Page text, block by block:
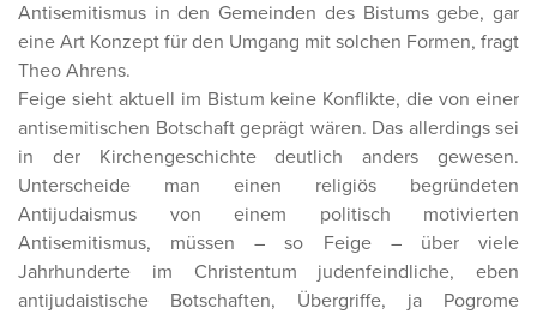
Antisemitismus in den Gemeinden des Bistums gebe, gar
eine Art Konzept für den Umgang mit solchen Formen, fragt
Theo Ahrens.
Feige sieht aktuell im Bistum keine Konflikte, die von einer
antisemitischen Botschaft geprägt wären. Das allerdings sei
in der Kirchengeschichte deutlich anders gewesen.
Unterscheide man einen religiös begründeten
Antijudaismus von einem politisch motivierten
Antisemitismus, müssen – so Feige – über viele
Jahrhunderte im Christentum judenfeindliche, eben
antijudaistische Botschaften, Übergriffe, ja Pogrome